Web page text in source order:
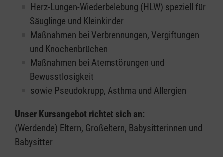
Herz-Lungen-Wiederbelebung (HLW) speziell für
Säuglinge und Kleinkinder
Maßnahmen bei Verbrennungen, Vergiftungen
und Knochenbrüchen
Maßnahmen bei Atemstörungen und
Bewusstlosigkeit
sowie Pseudokrupp, Asthma und Allergien
Unser Kursangebot richtet sich an:
(Werdende) Eltern, Großeltern, Babysitterinnen und
Babysitter